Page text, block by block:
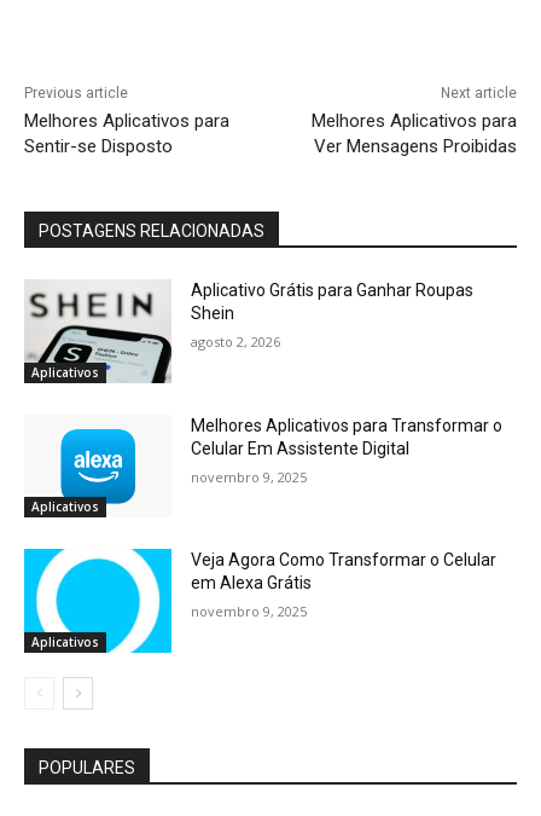
Previous article
Melhores Aplicativos para
Sentir-se Disposto
Next article
Melhores Aplicativos para
Ver Mensagens Proibidas
POSTAGENS RELACIONADAS
Aplicativos
Aplicativo Grátis para Ganhar Roupas
Shein
agosto 2, 2026
Aplicativos
Melhores Aplicativos para Transformar o
Celular Em Assistente Digital
novembro 9, 2025
Aplicativos
Veja Agora Como Transformar o Celular
em Alexa Grátis
novembro 9, 2025
POPULARES